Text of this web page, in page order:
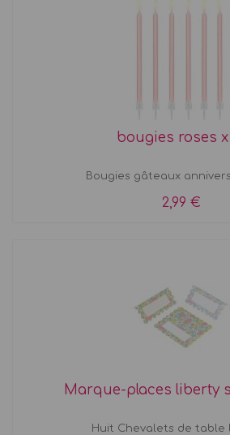
bougies roses x
Bougies gâteaux
2,99 €
Marque-places liberty
Huit Chevalets de table